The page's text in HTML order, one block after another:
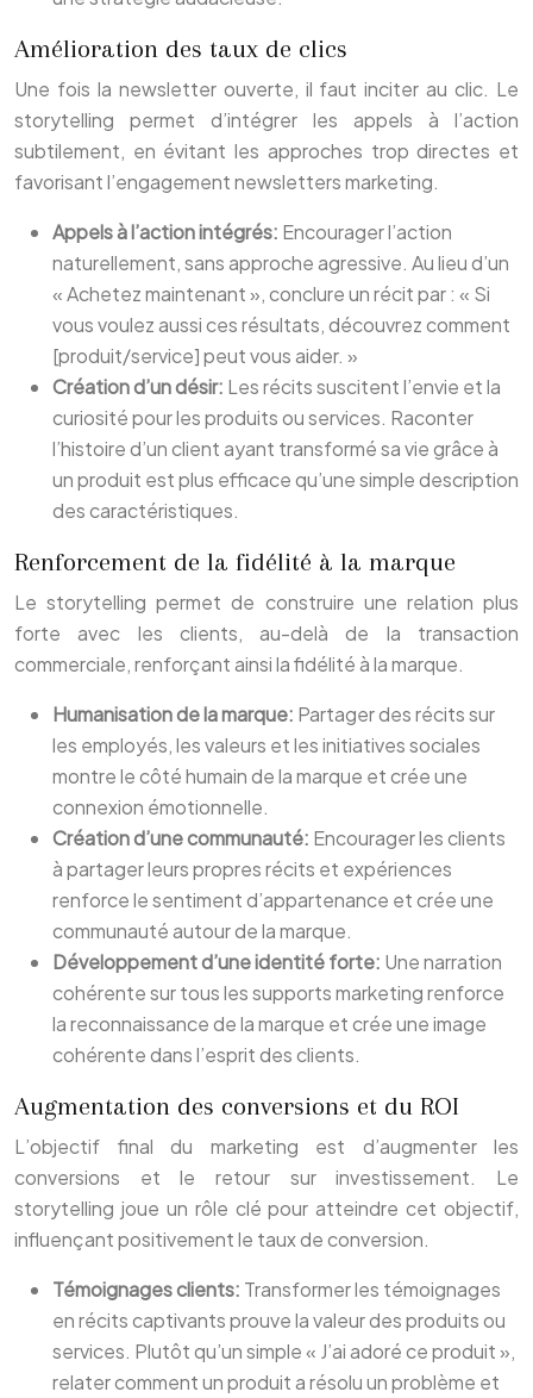
Amélioration des taux de clics
Une fois la newsletter ouverte, il faut inciter au clic. Le
storytelling permet d’intégrer les appels à l’action
subtilement, en évitant les approches trop directes et
favorisant l’engagement newsletters marketing.
Appels à l’action intégrés: Encourager l’action
naturellement, sans approche agressive. Au lieu d’un
« Achetez maintenant », conclure un récit par : « Si
vous voulez aussi ces résultats, découvrez comment
[produit/service] peut vous aider. »
Création d’un désir: Les récits suscitent l’envie et la
curiosité pour les produits ou services. Raconter
l’histoire d’un client ayant transformé sa vie grâce à
un produit est plus efficace qu’une simple description
des caractéristiques.
Renforcement de la fidélité à la marque
Le storytelling permet de construire une relation plus
forte avec les clients, au-delà de la transaction
commerciale, renforçant ainsi la fidélité à la marque.
Humanisation de la marque: Partager des récits sur
les employés, les valeurs et les initiatives sociales
montre le côté humain de la marque et crée une
connexion émotionnelle.
Création d’une communauté: Encourager les clients
à partager leurs propres récits et expériences
renforce le sentiment d’appartenance et crée une
communauté autour de la marque.
Développement d’une identité forte: Une narration
cohérente sur tous les supports marketing renforce
la reconnaissance de la marque et crée une image
cohérente dans l’esprit des clients.
Augmentation des conversions et du ROI
L’objectif final du marketing est d’augmenter les
conversions et le retour sur investissement. Le
storytelling joue un rôle clé pour atteindre cet objectif,
influençant positivement le taux de conversion.
Témoignages clients: Transformer les témoignages
en récits captivants prouve la valeur des produits ou
services. Plutôt qu’un simple « J’ai adoré ce produit »,
relater comment un produit a résolu un problème et